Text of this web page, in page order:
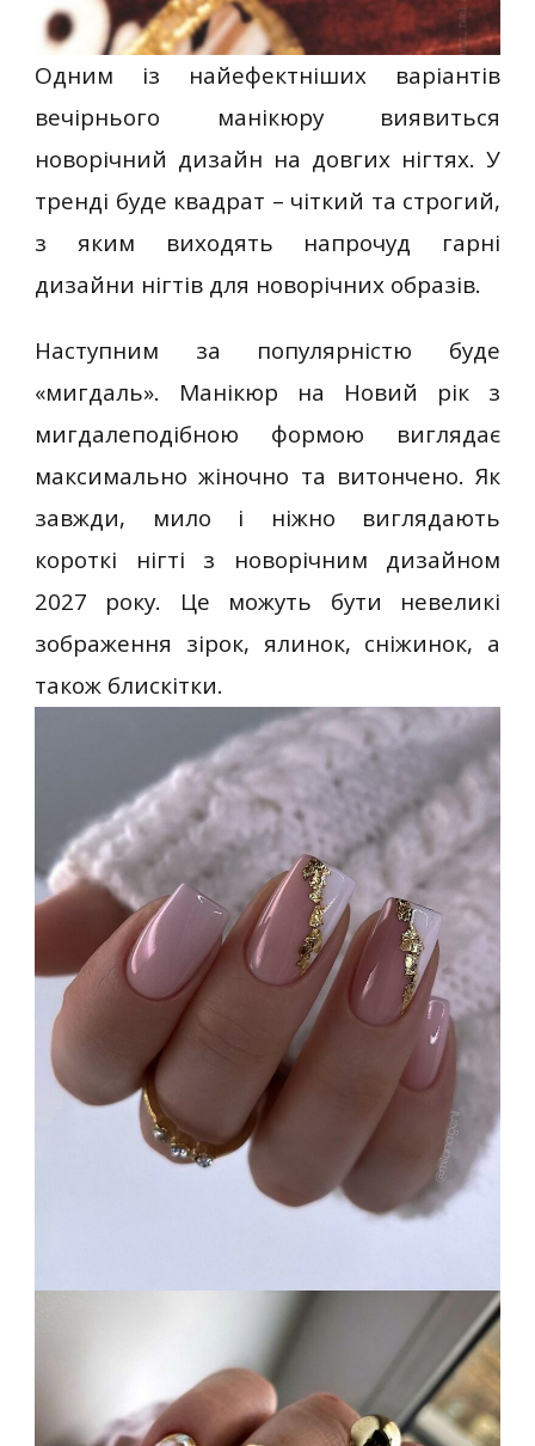
Одним із найефектніших варіантів
вечірнього манікюру виявиться
новорічний дизайн на довгих нігтях. У
тренді буде квадрат – чіткий та строгий,
з яким виходять напрочуд гарні
дизайни нігтів для новорічних образів.
Наступним за популярністю буде
«мигдаль». Манікюр на Новий рік з
мигдалеподібною формою виглядає
максимально жіночно та витончено. Як
завжди, мило і ніжно виглядають
короткі нігті з новорічним дизайном
2027 року. Це можуть бути невеликі
зображення зірок, ялинок, сніжинок, а
також блискітки.